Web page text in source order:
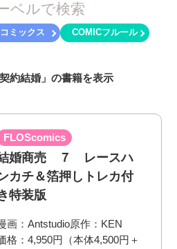
ベルで検索
ミックス COMICフルール
約結婚」の書籍を表示
FLOScomics
婚商売 ７ レースハ
カチ＆箔押しトレカ付
特装版
画： Antstudio原作： KEN
格：4,950円（本体4,500円＋